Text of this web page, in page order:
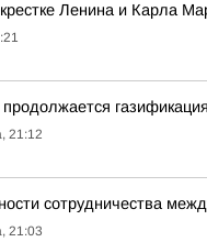
Ленина и Карла
продолжается
21:12
сотрудничества
21:03